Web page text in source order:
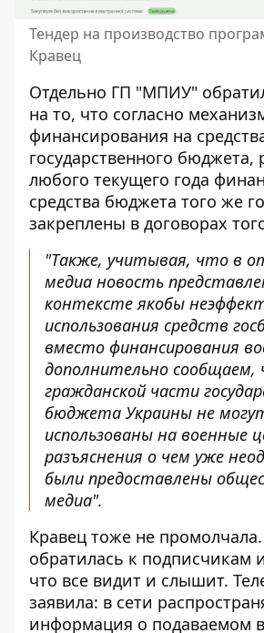
Тендер на производство
Кравец
Отдельно ГП "МПИУ"
на то, что согласно
финансирования на
государственного бюджета,
любого текущего года
средства бюджета того же
закреплены в договорах
"Также, учитывая, что в
медиа новость
контексте якобы
использования средств
вместо финансирования
дополнительно сообщаем,
гражданской части
бюджета Украины не
использованы на военные
разъяснения о чем уже
были предоставлены
медиа".
Кравец тоже не
обратилась к подписчикам
что все видит и слышит.
заявила: в сети
информация о подаваемом в